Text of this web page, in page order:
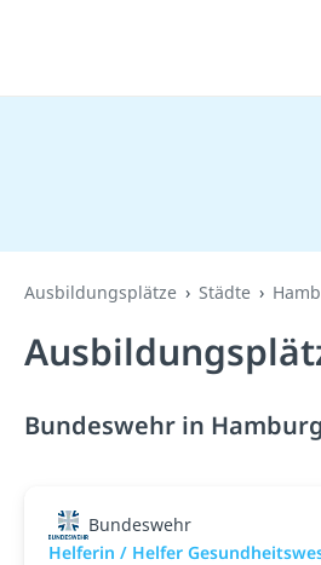
Ausbildungsplätze Städte
Bundeswehr in
Bundeswehr
Helferin / Helfer